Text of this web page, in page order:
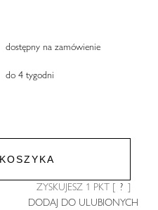
dostępny na zamówienie
do 4 tygodni
ZYSKUJESZ 1 PKT [ ? ]
DODAJ DO ULUBIONYCH